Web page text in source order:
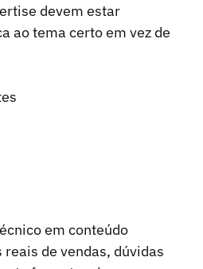
devem estar
ao tema certo em vez de
em conteúdo
de vendas, dúvidas